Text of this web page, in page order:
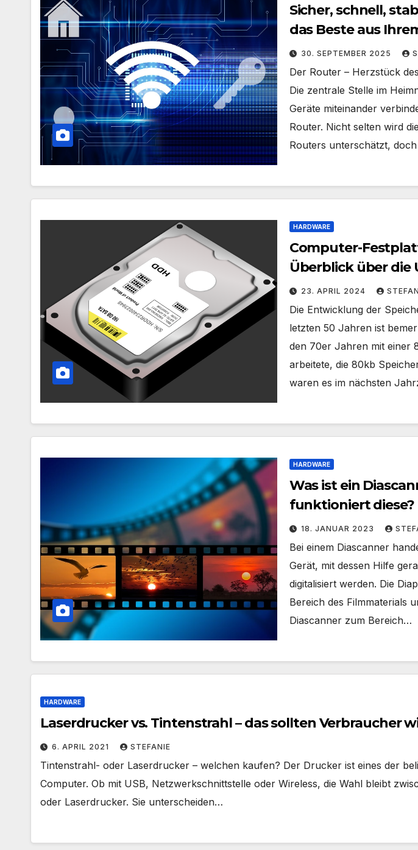
Sicher, schnell,
das Beste aus
heraus
30. SEPTEMBER 2025
Der Router – Herzstück
Die zentrale Stelle im
Geräte miteinander
Router. Nicht selten wird
Routers unterschätzt,
HARDWARE
Computer-
Überblick über die
23. APRIL 2024
Die Entwicklung der
letzten 50 Jahren ist
den 70er Jahren mit einer
arbeitete, die 80kb
waren es im nächsten
HARDWARE
Was ist ein
funktioniert diese?
18. JANUAR 2023
Bei einem Diascanner
Gerät, mit dessen Hilfe
digitalisiert werden. Die
Bereich des Filmmaterials
Diascanner zum Bereich…
HARDWARE
Laserdrucker vs. Tintenstrahl – das sollten Verbraucher
6. APRIL 2021 STEFANIE
Tintenstrahl- oder Laserdrucker – welchen kaufen? Der Drucker ist eines der
Computer. Ob mit USB, Netzwerkschnittstelle oder Wireless, die Wahl bleibt
oder Laserdrucker. Sie unterscheiden…